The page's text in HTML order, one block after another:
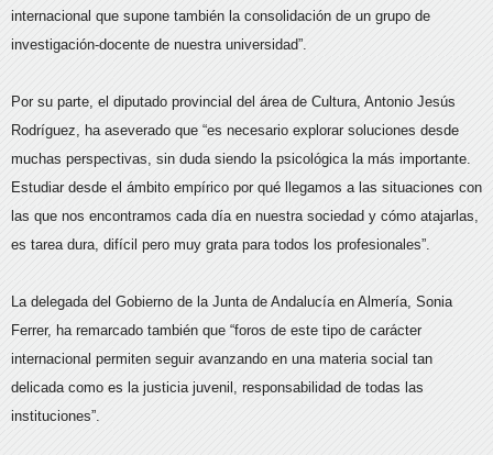
internacional que supone también la consolidación de un grupo de
investigación-docente de nuestra universidad”.
Por su parte, el diputado provincial del área de Cultura, Antonio Jesús
Rodríguez, ha aseverado que “es necesario explorar soluciones desde
muchas perspectivas, sin duda siendo la psicológica la más importante.
Estudiar desde el ámbito empírico por qué llegamos a las situaciones con
las que nos encontramos cada día en nuestra sociedad y cómo atajarlas,
es tarea dura, difícil pero muy grata para todos los profesionales”.
La delegada del Gobierno de la Junta de Andalucía en Almería, Sonia
Ferrer, ha remarcado también que “foros de este tipo de carácter
internacional permiten seguir avanzando en una materia social tan
delicada como es la justicia juvenil, responsabilidad de todas las
instituciones”.